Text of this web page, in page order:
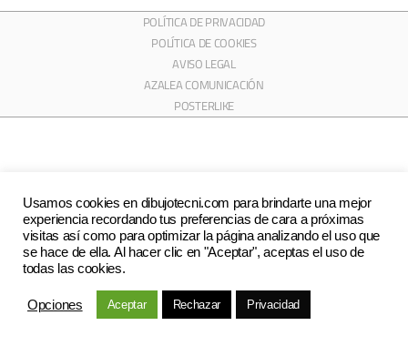
POLÍTICA DE PRIVACIDAD
POLÍTICA DE COOKIES
AVISO LEGAL
AZALEA COMUNICACIÓN
POSTERLIKE
Usamos cookies en dibujotecni.com para brindarte una mejor
experiencia recordando tus preferencias de cara a próximas
visitas así como para optimizar la página analizando el uso que
se hace de ella. Al hacer clic en "Aceptar", aceptas el uso de
todas las cookies.
Opciones Aceptar Rechazar Privacidad